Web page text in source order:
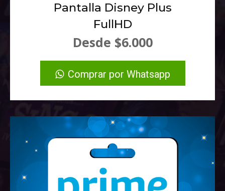
Pantalla Disney Plus
FullHD
Desde $6.000
Comprar por Whatsapp